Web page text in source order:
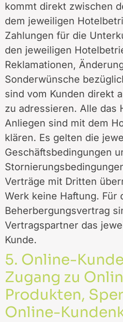
kommt direkt zwischen
dem jeweiligen
Zahlungen für die
den jeweiligen
Reklamationen,
Sonderwünsche
sind vom Kunden direkt
zu adressieren. Alle das
Anliegen sind mit dem
klären. Es gelten die
Geschäftsbedingungen
Verträge mit Dritten
Werk keine Haftung. Für
Beherbergungsvertrag
Vertragspartner das
Kunde.
5. Online-
Zugang zu
Produkten,
Online-